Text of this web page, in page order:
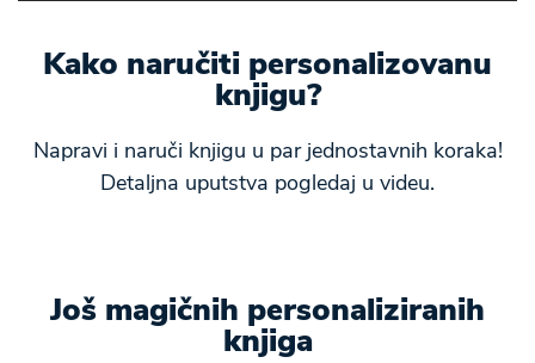
Kako naručiti personalizovanu
knjigu?
Napravi i naruči knjigu u par jednostavnih koraka!
Detaljna uputstva pogledaj u videu.
Još magičnih personaliziranih
knjiga